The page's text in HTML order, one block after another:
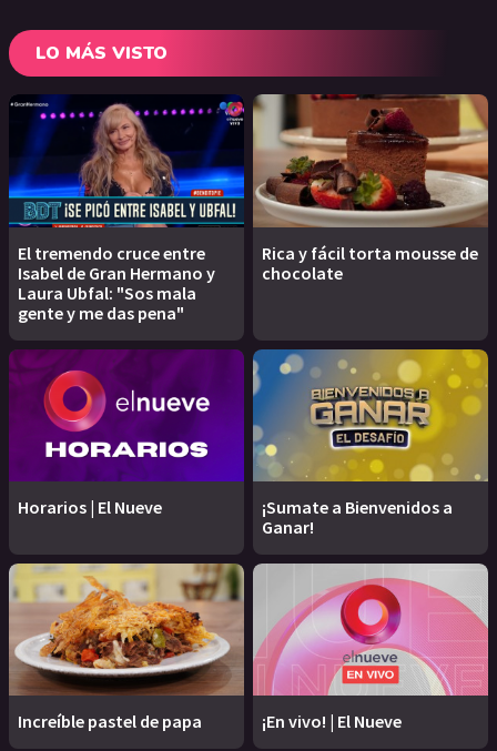
LO MÁS VISTO
El tremendo cruce entre
Isabel de Gran Hermano y
Laura Ubfal: "Sos mala
gente y me das pena"
Rica y fácil torta mousse de
chocolate
Horarios | El Nueve
¡Sumate a Bienvenidos a
Ganar!
Increíble pastel de papa ¡En vivo! | El Nueve